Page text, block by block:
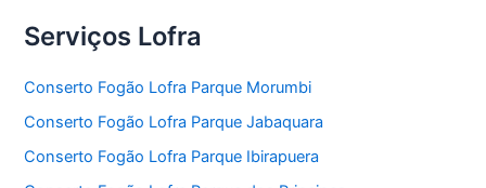
Serviços Lofra
Conserto Fogão Lofra Parque Morumbi
Conserto Fogão Lofra Parque Jabaquara
Conserto Fogão Lofra Parque Ibirapuera